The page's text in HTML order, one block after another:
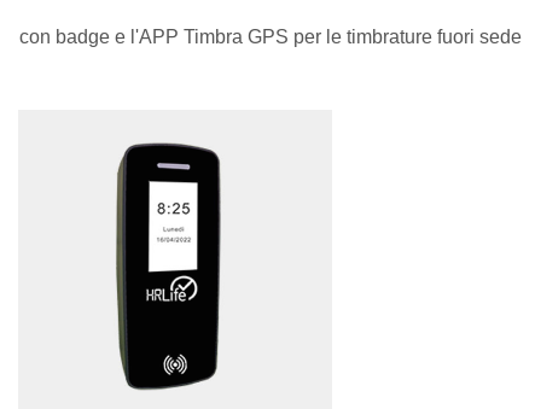
con badge e l'APP Timbra GPS per le timbrature fuori sede